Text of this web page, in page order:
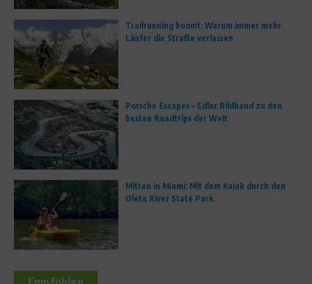
Trailrunning boomt: Warum immer mehr
Läufer die Straße verlassen
Porsche Escapes – Edler Bildband zu den
besten Roadtrips der Welt
Mitten in Miami: Mit dem Kajak durch den
Oleta River State Park